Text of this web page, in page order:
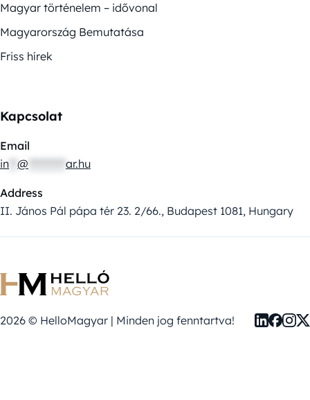
Magyar történelem – idővonal
Magyarország Bemutatása
Friss hírek
Kapcsolat
Email
in @ ar.hu
Address
II. János Pál pápa tér 23. 2/66., Budapest 1081, Hungary
2026 © HelloMagyar | Minden jog fenntartva!